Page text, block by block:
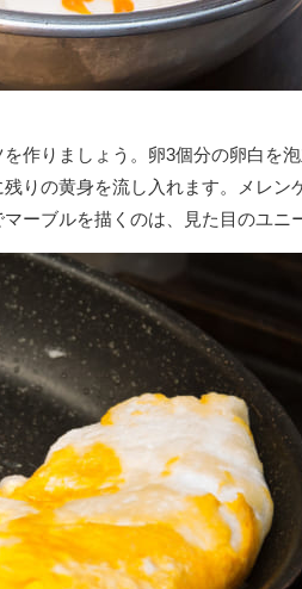
作りましょう。卵3個分の卵白を
りの黄身を流し入れます。メレン
ーブルを描くのは、見た目のユニ